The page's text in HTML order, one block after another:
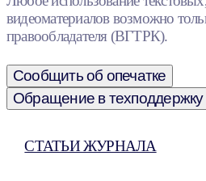
видеоматериалов возможно
правообладателя (ВГТРК).
Сообщить об опечатке
Обращение в техподдержку
СТАТЬИ ЖУРНАЛА